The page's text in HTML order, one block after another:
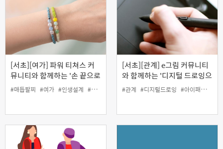
[서초][여가] 파워 티쳐스 커
뮤니티와 함께하는 '손 끝으로
엮는 나만의 매듭팔찌 만들기'
(원데이)
#매듭팔찌 #여가 #인생설계 #커뮤니티
[서초][관계] e그림 커뮤니티
와 함께하는 '디지털 드로잉으
로 기록하는 그림일기 만들기'
(8월)
#관계 #디지털드로잉 #아이패드